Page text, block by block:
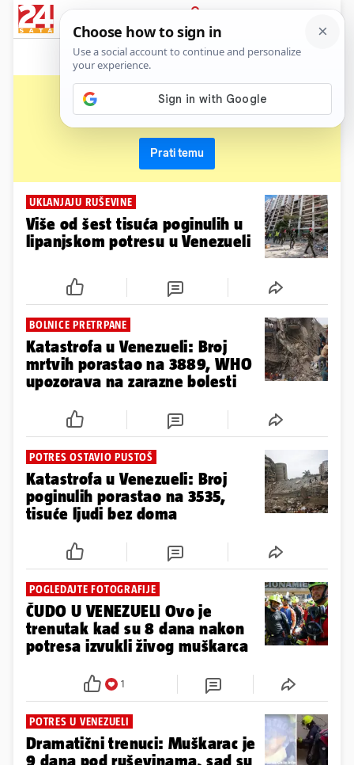
PRIJAVA
News
Primaj sve nove vijesti o temi i budi u tijeku
Prati temu
UKLANJAJU RUŠEVINE
lipanjskom potresu u Venezueli
BOLNICE PRETRPANE
Katastrofa u Venezueli: Broj
mrtvih porastao na 3889, WHO
upozorava na zarazne bolesti
POTRES OSTAVIO PUSTOŠ
Katastrofa u Venezueli: Broj
poginulih porastao na 3535,
tisuće ljudi bez doma